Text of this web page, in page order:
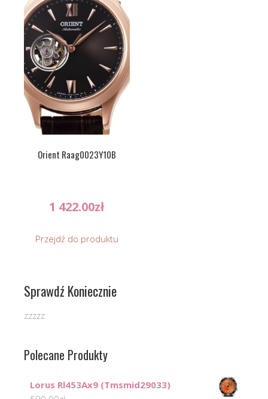
Orient Raag0023Y10B
1 422.00zł
Przejdź do produktu
Sprawdź Koniecznie
zzzzz
Polecane Produkty
Lorus Rl453Ax9 (Tmsmid29033)